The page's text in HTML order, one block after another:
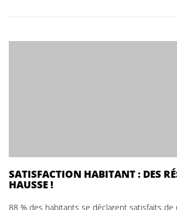
SATISFACTION HABITANT : DES
HAUSSE !
88 % des habitants se déclarent satisfaits de